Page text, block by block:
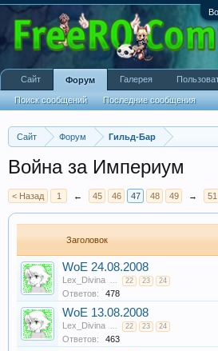
Сайт Форум Гильд-Бар
Война за Империум
< Назад 1 ← 45 46 47 48 49 → 51
Заголовок
WoE 24.08.2008
Lex_Divina ... 22 23 24
Ответов: 478
WoE 13.08.2008
Lex_Divina ... 22 23 24
Ответов: 463
Сайт Форум
Поиск сообщений Последние сообщения
Галерея